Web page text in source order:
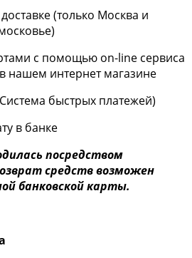
(только Москва и
с помощью on-line сервиса
нашем интернет магазине
быстрых платежей)
в банке
посредством
средств возможен
банковской карты.